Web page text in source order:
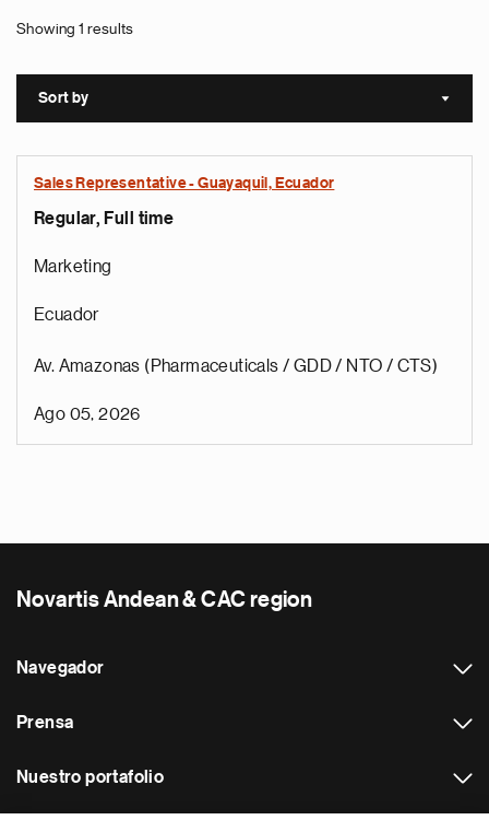
Showing 1 results
Sort by Sort
Sales Representative - Guayaquil, Ecuador
Regular, Full time
Marketing
Ecuador
Av. Amazonas (Pharmaceuticals / GDD / NTO / CTS)
Ago 05, 2026
Novartis Andean & CAC region
Navegador
Prensa
Nuestro portafolio